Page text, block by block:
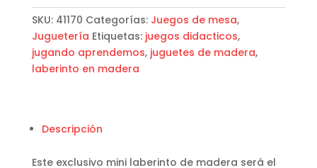
SKU: 41170 Categorías: Juegos de mesa,
Juguetería Etiquetas: juegos didacticos,
jugando aprendemos, juguetes de madera,
laberinto en madera
Descripción
Este exclusivo mini laberinto de madera será el